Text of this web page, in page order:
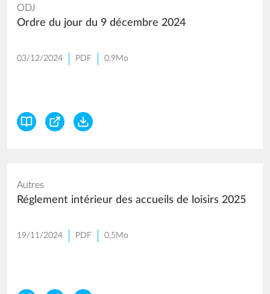
ODJ
Ordre du jour du 9 décembre 2024
03/12/2024 PDF 0,9Mo
Autres
Réglement intérieur des accueils de loisirs 2025
19/11/2024 PDF 0,5Mo